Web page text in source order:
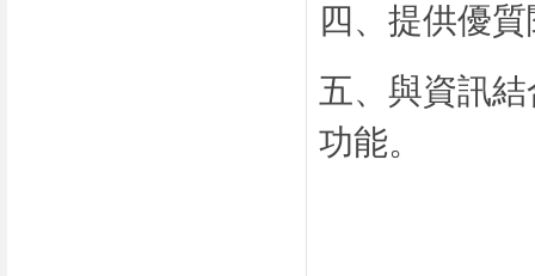
四、提供優
五、與資訊
功能。